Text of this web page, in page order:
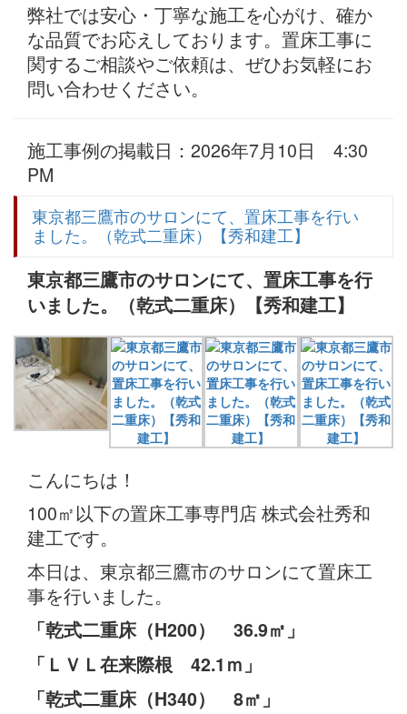
弊社では安心・丁寧な施工を心がけ、確か
な品質でお応えしております。置床工事に
関するご相談やご依頼は、ぜひお気軽にお
問い合わせください。
施工事例の掲載日：2026年7月10日 4:30
PM
東京都三鷹市のサロンにて、置床工事を行い
ました。（乾式二重床）【秀和建工】
東京都三鷹市のサロンにて、置床工事を行
いました。（乾式二重床）【秀和建工】
こんにちは！
100㎡以下の置床工事専門店 株式会社秀和
建工です。
本日は、東京都三鷹市のサロンにて置床工
事を行いました。
「乾式二重床（H200） 36.9㎡」
「ＬＶＬ在来際根 42.1 ｍ」
「乾式二重床（H340） 8㎡」